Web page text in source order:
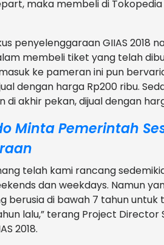
maka membeli di
penyelenggaraan GIIAS 2018
membeli tiket yang telah
ke pameran ini pun
dengan harga Rp200 ribu.
akhir pekan, dijual dengan
Minta Pemerintah
telah kami rancang
dan weekdays. Namun
berusia di bawah 7 tahun
lalu,” terang Project Director
2018.